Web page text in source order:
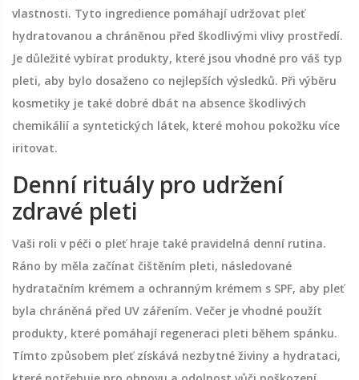
vlastnosti. Tyto ingredience pomáhají udržovat pleť
hydratovanou a chráněnou před škodlivými vlivy prostředí.
Je důležité vybírat produkty, které jsou vhodné pro váš typ
pleti, aby bylo dosaženo co nejlepších výsledků. Při výběru
kosmetiky je také dobré dbát na absence škodlivých
chemikálií a syntetických látek, které mohou pokožku více
iritovat.
Denní rituály pro udržení
zdravé pleti
Vaši roli v péči o pleť hraje také pravidelná denní rutina.
Ráno by měla začínat čištěním pleti, následované
hydratačním krémem a ochranným krémem s SPF, aby pleť
byla chráněná před UV zářením. Večer je vhodné použít
produkty, které pomáhají regeneraci pleti během spánku.
Tímto způsobem pleť získává nezbytné živiny a hydrataci,